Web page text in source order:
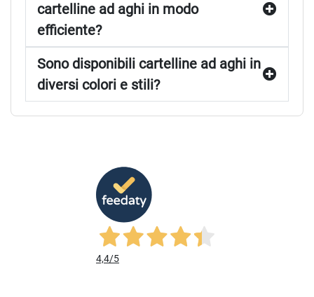
cartelline ad aghi in modo
efficiente?
Sono disponibili cartelline ad aghi in
diversi colori e stili?
4,4/5